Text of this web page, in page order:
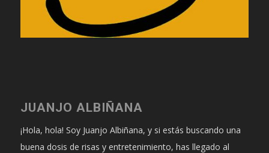
JUANJO ALBIÑANA
¡Hola, hola! Soy Juanjo Albiñana, y si estás buscando una
buena dosis de risas y entretenimiento, has llegado al